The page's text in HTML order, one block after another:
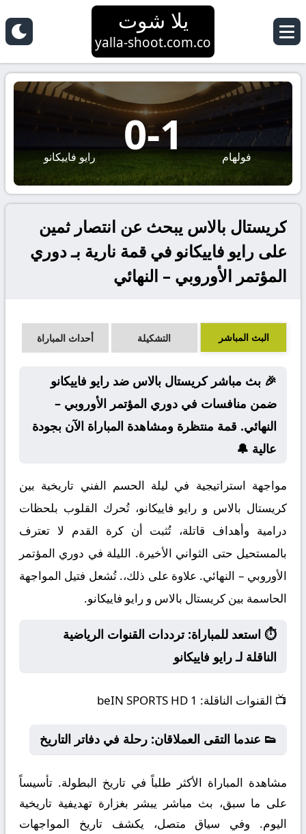
يلا شوت
yalla-shoot.com.co
فولهام 1
-
0 رايو فاييكانو
كريستال بالاس يبحث عن انتصار ثمين
على رايو فاييكانو في قمة نارية بـ دوري
المؤتمر الأوروبي – النهائي
البث المباشر التشكيلة أحداث المباراة
🎉 بث مباشر كريستال بالاس ضد رايو فاييكانو
ضمن منافسات في دوري المؤتمر الأوروبي –
النهائي. قمة منتظرة ومشاهدة المباراة الآن بجودة
عالية 🔔
مواجهة استراتيجية في ليلة الحسم الفني تاريخية بين
كريستال بالاس و رايو فاييكانو، تُحرك القلوب بلحظات
درامية وأهداف قاتلة، تُثبت أن كرة القدم لا تعترف
بالمستحيل حتى الثواني الأخيرة. الليلة في دوري المؤتمر
الأوروبي – النهائي. علاوة على ذلك،. تُشعل فتيل المواجهة
الحاسمة بين كريستال بالاس و رايو فاييكانو.
⏱️ استعد للمباراة: ترددات القنوات الرياضية
الناقلة لـ رايو فاييكانو
📺 القنوات الناقلة:
👟 عندما التقى العملاقان: رحلة في دفاتر التاريخ
مشاهدة المباراة الأكثر طلباً في تاريخ البطولة. تأسيساً
على ما سبق، بث مباشر يبشر بغزارة تهديفية تاريخية
اليوم. وفي سياق متصل، يكشف تاريخ المواجهات